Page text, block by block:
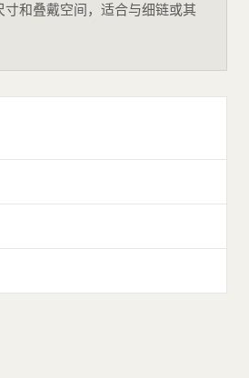
和叠戴空间，适合与细链或其